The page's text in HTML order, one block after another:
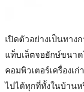
เปิดตัวอย่างเป็นทาง
แท็บเล็ตจอยักษ์ขนา
คอมพิวเตอร์เครื่องเ
ไปได้ทุกที่ทั้งในบ้าน